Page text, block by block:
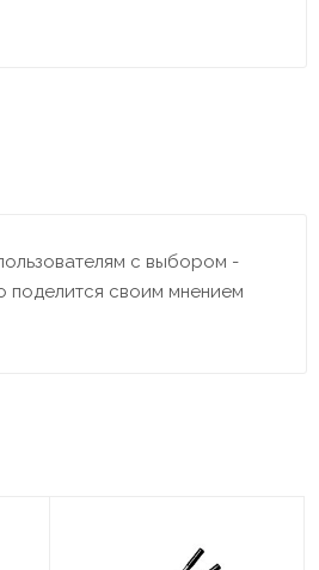
с выбором -
поделится своим мнением